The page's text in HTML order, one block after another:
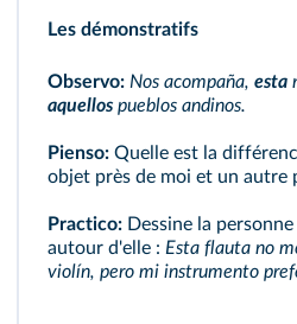
Les démonstratifs
Observo: Nos acompaña, esta
aquellos pueblos andinos.
Pienso: Quelle est la
objet près de moi et un autre
Practico: Dessine la
autour d'elle : Esta flauta no
violín, pero mi instrumento